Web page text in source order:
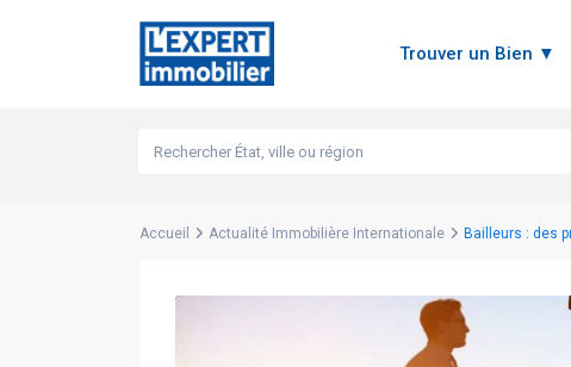
Trouver un Bien ▼
Accueil Actualité Immobilière Internationale Bailleurs : des